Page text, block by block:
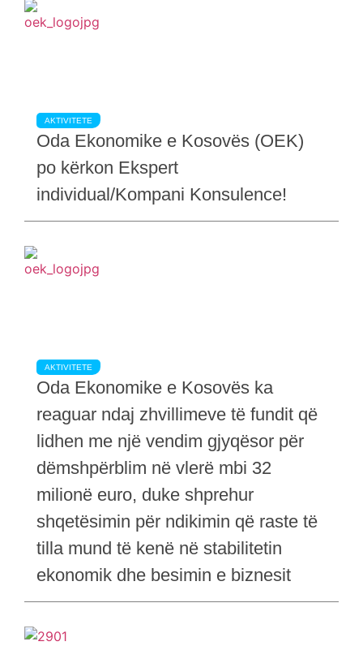
AKTIVITETE
Oda Ekonomike e Kosovës (OEK)
po kërkon Ekspert
individual/Kompani Konsulence!
AKTIVITETE
Oda Ekonomike e Kosovës ka
reaguar ndaj zhvillimeve të fundit që
lidhen me një vendim gjyqësor për
dëmshpërblim në vlerë mbi 32
milionë euro, duke shprehur
shqetësimin për ndikimin që raste të
tilla mund të kenë në stabilitetin
ekonomik dhe besimin e biznesit